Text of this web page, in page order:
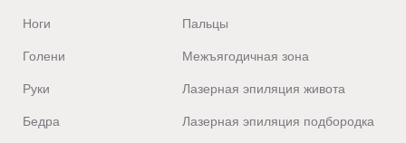
Ноги
Голени
Руки
Бедра
Пальцы
Межъягодичная зона
Лазерная эпиляция живота
Лазерная эпиляция подбородка